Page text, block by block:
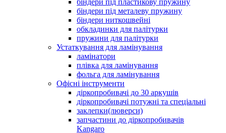
біндери під пластикову пружину
біндери під металеву пружину
біндери ниткошвейні
обкладинки для палітурки
пружини для палітурки
Устаткування для ламінування
ламінатори
плівка для ламінування
фольга для ламінування
Офісні інструменти
діркопробивачі до 30 аркушів
діркопробивачі потужні та спеціальні
заклепки(люверси)
запчастини до діркопробивачів
Kangaro